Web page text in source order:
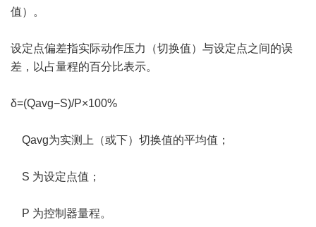
值）。
设定点偏差指实际动作压力（切换值）与设定点之间的误
差，以占量程的百分比表示。
δ=(Qavg​−S​)/P×100%
Qavg为实测上（或下）切换值的平均值；
S 为设定点值；
P 为控制器量程。